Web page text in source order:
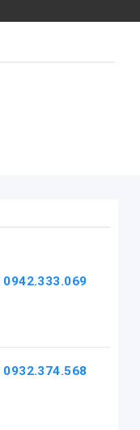
0942.333.069
0932.374.568